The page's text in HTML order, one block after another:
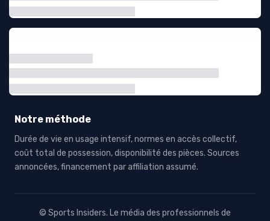
fiche produit.
analyses de la filière.
Notre méthode
Durée de vie en usage intensif, normes en accès collectif,
coût total de possession, disponibilité des pièces. Sources
annoncées, financement par affiliation assumé.
© Sports Insiders. Le média des professionnels de